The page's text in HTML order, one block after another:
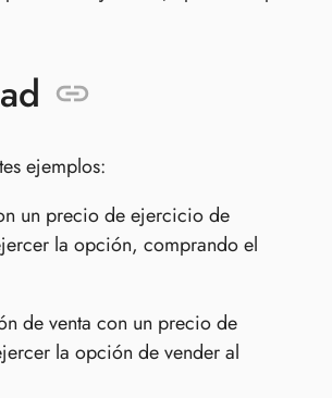
ejemplos:
un precio de ejercicio de
la opción, comprando el
de venta con un precio de
la opción de vender al